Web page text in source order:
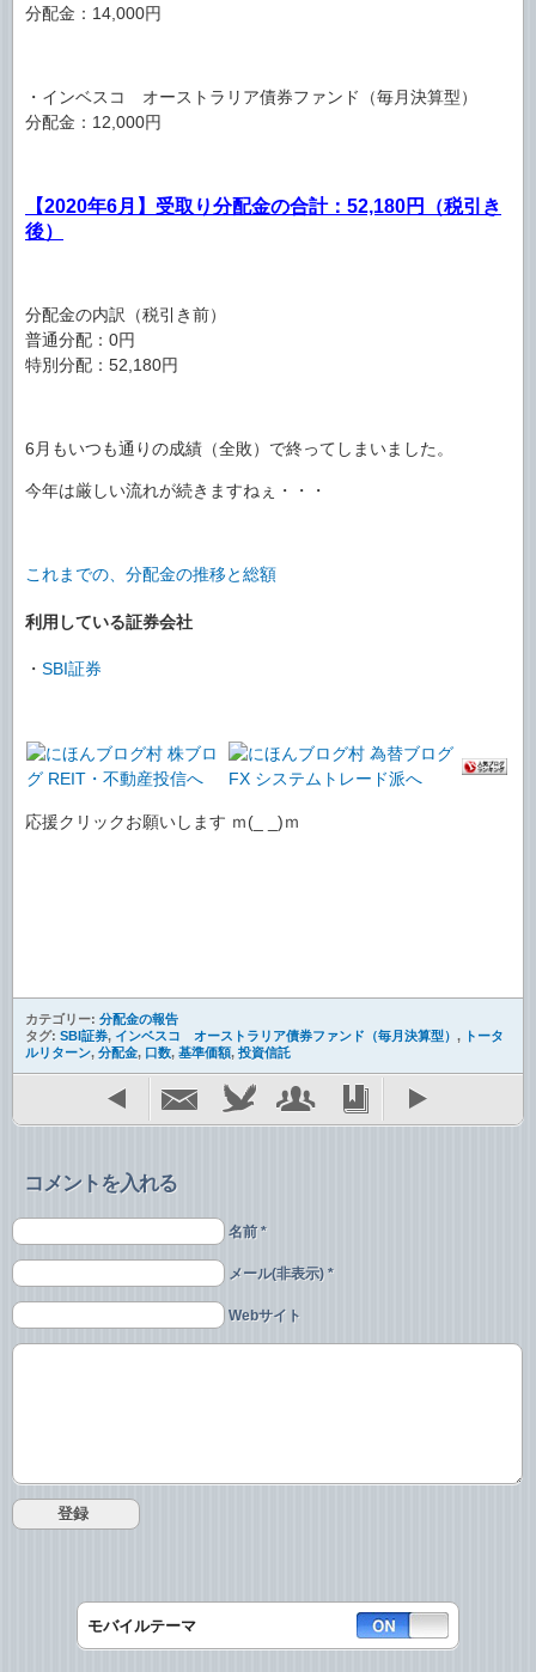
分配金：14,000円
・インベスコ オーストラリア債券ファンド（毎月決算型）
分配金：12,000円
【2020年6月】受取り分配金の合計：52,180円（税引き
後）
分配金の内訳（税引き前）
普通分配：0円
特別分配：52,180円
6月もいつも通りの成績（全敗）で終ってしまいました。
今年は厳しい流れが続きますねぇ・・・
これまでの、分配金の推移と総額
利用している証券会社
・ SBI証券
応援クリックお願いします ｍ(_ _)ｍ
カテゴリー: 分配金の報告
タグ: SBI証券, インベスコ オーストラリア債券ファンド（毎月決算型） ,
トータ
ルリターン, 分配金, 口数, 基準価額, 投資信託
コメントを入れる
名前 *
メール(非表示) *
Webサイト
モバイルテーマ